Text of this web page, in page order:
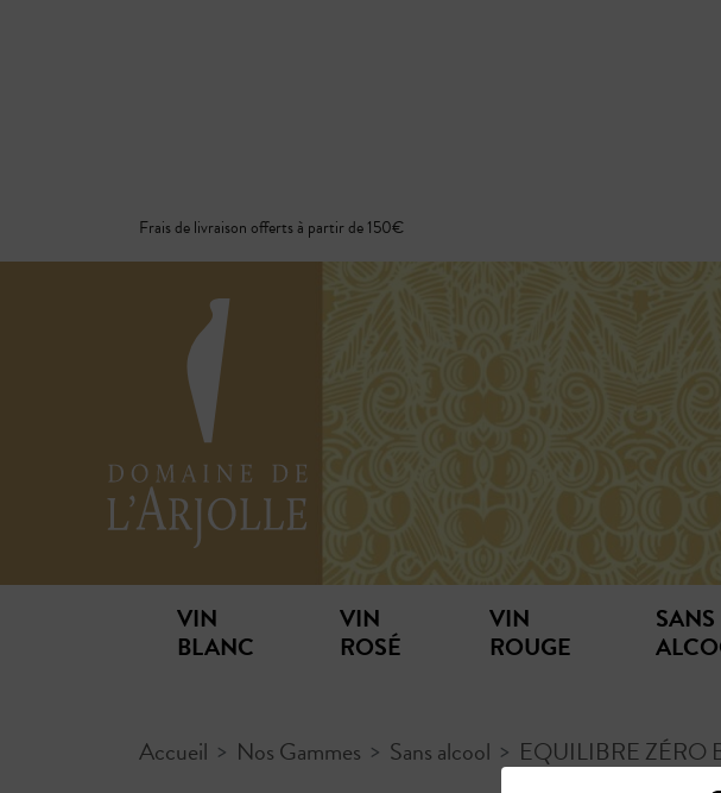
Frais de livraison offerts à partir de 150€
VIN
BLANC
VIN
ROSÉ
VIN
ROUGE
SANS
Accueil Nos Gammes Sans alcool EQUILIBRE ZÉRO